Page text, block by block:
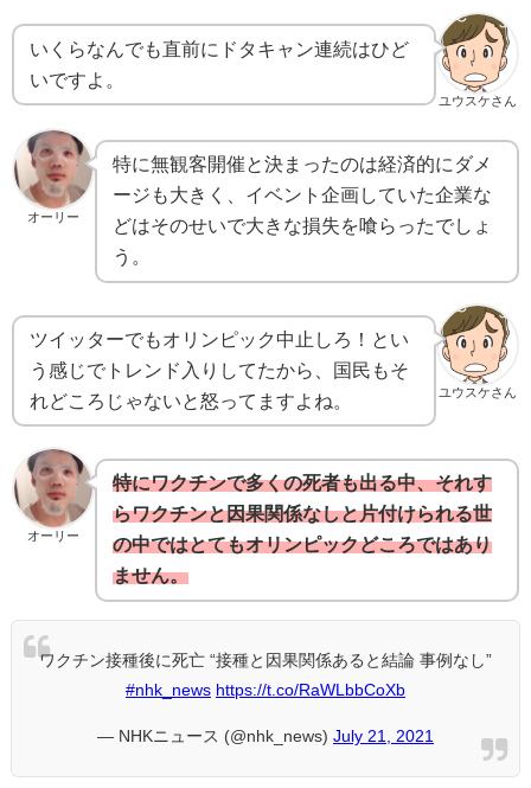
ユウスケさん
いくらなんでも直前にドタキャン連続はひど
いですよ。
オーリー
特に無観客開催と決まったのは経済的にダメ
ージも大きく、イベント企画していた企業な
どはそのせいで大きな損失を喰らったでしょ
う。
ユウスケさん
ツイッターでもオリンピック中止しろ！とい
う感じでトレンド入りしてたから、国民もそ
れどころじゃないと怒ってますよね。
オーリー
特にワクチンで多くの死者も出る中、それす
らワクチンと因果関係なしと片付けられる世
の中ではとてもオリンピックどころではあり
ません。
ワクチン接種後に死亡 “接種と因果関係あると結論 事例なし”
#nhk_news https://t.co/RaWLbbCoXb
— NHKニュース (@nhk_news) July 21, 2021